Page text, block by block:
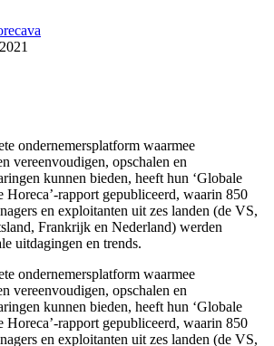
ondernemersplatform waarmee
vereenvoudigen, opschalen en
kunnen bieden, heeft hun ‘Globale
Horeca’-rapport gepubliceerd, waarin 850
en exploitanten uit zes landen (de VS,
Frankrijk en Nederland) werden
uitdagingen en trends.
ondernemersplatform waarmee
vereenvoudigen, opschalen en
kunnen bieden, heeft hun ‘Globale
Horeca’-rapport gepubliceerd, waarin 850
en exploitanten uit zes landen (de VS,